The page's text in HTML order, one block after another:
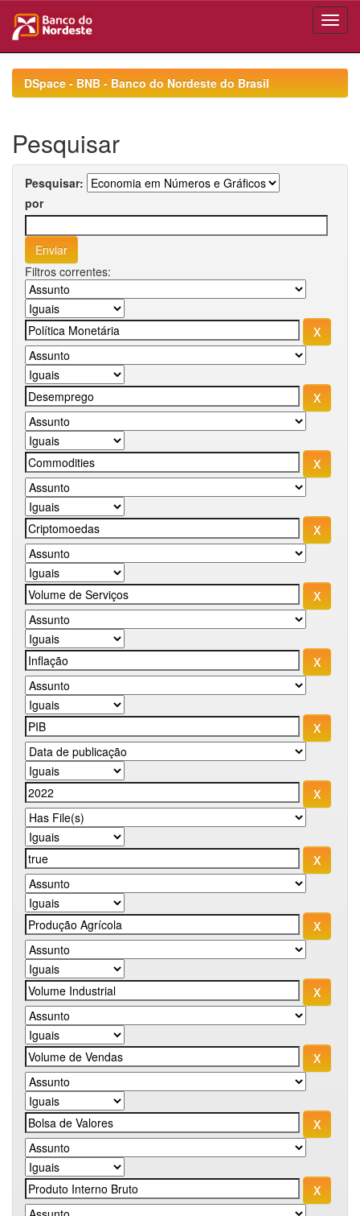
navigationDSpace - BNB - Banco do Nordeste do Brasil
Pesquisar
Pesquisar:
por
Filtros correntes: